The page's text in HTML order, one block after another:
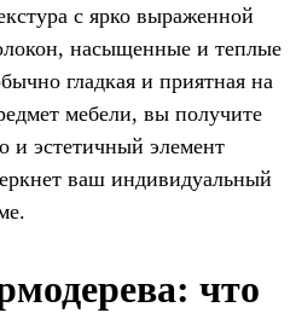
с ярко выраженной
насыщенные и теплые
гладкая и приятная на
мебели, вы получите
и эстетичный элемент
ваш индивидуальный
что